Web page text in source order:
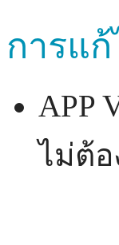
การแ
APP
ไม่ต้อ